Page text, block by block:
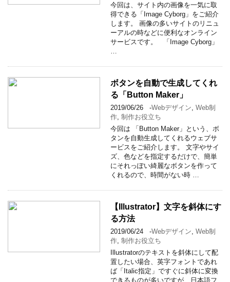
今回は、サイト内の画像を一気に取
得できる「Image Cyborg」をご紹介
します。 画像の多いサイトのリニュ
ーアルの時などに便利なオンライン
サービスです。 「Image Cyborg」
ボタンを自動で生成してくれ
る「Button Maker」
2019/06/26 -Webデザイン Web制
作 制作お役立ち
今回は 「Button Maker」という、ボ
タンを自動生成してくれるウェブサ
ービスをご紹介します。 文字やサイ
ズ、色などを指定するだけで、簡単
にそれっぽい綺麗なボタンを作って
くれるので、時間がない時 …
【Illustrator】文字を斜体にす
る方法
2019/06/24 -Webデザイン Web制
作 制作お役立ち
Illustratorのテキストを斜体にして配
置したい場合、英字フォントであれ
ば「Italic指定」ですぐに斜体に変換
できるものが多いですが、日本語フ